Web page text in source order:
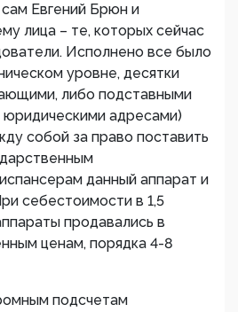
Евгений Брюн и
лица – те, которых сейчас
Исполнено все было
уровне, десятки
либо подставными
адресами)
собой за право поставить
данный аппарат и
себестоимости в 1,5
продавались в
ценам, порядка 4-8
подсчетам